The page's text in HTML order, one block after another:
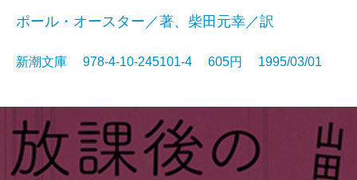
ポール・オースター／著、柴田元幸／訳
新潮文庫 978-4-10-245101-4 605円 1995/03/01